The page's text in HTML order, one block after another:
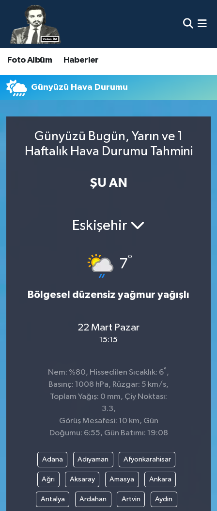
Foto Albüm Haberler
Günyüzü Hava Durumu
Günyüzü Bugün, Yarın ve 1
Haftalık Hava Durumu Tahmini
ŞU AN
Eskişehir
7°
Bölgesel düzensiz yağmur yağışlı
22 Mart Pazar
15:15
Nem: %80, Hissedilen Sıcaklık: 6° ,
Basınç: 1008 hPa, Rüzgar: 5 km/s,
Toplam Yağış: 0 mm, Çiy Noktası:
3.3,
Görüş Mesafesi: 10 km, Gün
Doğumu: 6:55, Gün Batımı: 19:08
Adana Adıyaman Afyonkarahisar
Ağrı Aksaray Amasya Ankara
Antalya Ardahan Artvin Aydın
Nöbetçi Eczaneler
Hava Durumu
Namaz Vakitleri
Süper Lig Puan Durumu ve Fikstür
Son Dakika Haberleri